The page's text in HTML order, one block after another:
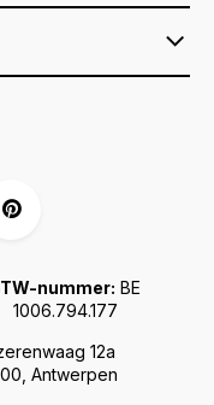
12a
Antwerpen
nummer: BE
1006.794.177